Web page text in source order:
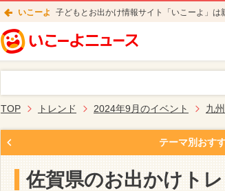
いこーよ 子どもとお出かけ情報サイト「いこーよ」は
TOP トレンド 2024年9月のイベント 九
テーマ別おす
佐賀県のお出かけト